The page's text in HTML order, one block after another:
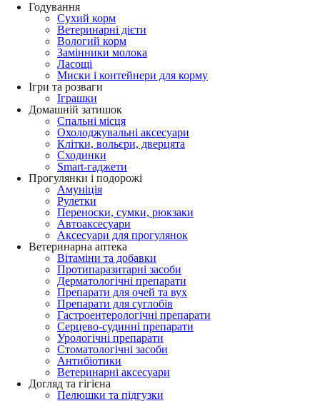
Годування
Сухий корм
Ветеринарні дієти
Вологий корм
Замінники молока
Ласощі
Миски і контейнери для корму
Ігри та розваги
Іграшки
Домашній затишок
Спальні місця
Охолоджувальні аксесуари
Клітки, вольєри, дверцята
Сходинки
Smart-гаджети
Прогулянки і подорожі
Амуніція
Рулетки
Переноски, сумки, рюкзаки
Автоаксесуари
Аксесуари для прогулянок
Ветеринарна аптека
Вітаміни та добавки
Протипаразитарні засоби
Дерматологічні препарати
Препарати для очей та вух
Препарати для суглобів
Гастроентерологічні препарати
Серцево-судинні препарати
Урологічні препарати
Стоматологічні засоби
Антибіотики
Ветеринарні аксесуари
Догляд та гігієна
Пелюшки та підгузки